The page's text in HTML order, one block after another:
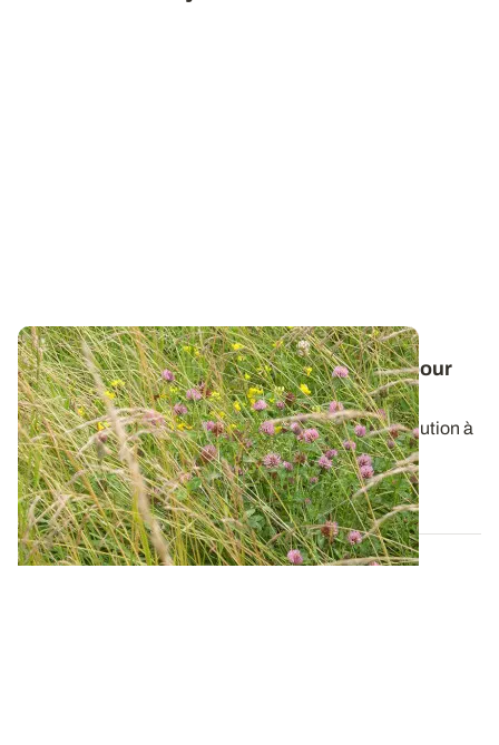
Les prairies multi-espèces, une solution pour
atteindre l'autonomie fourragère
L’implantation de prairies multi-espèces est une solution à
envisager pour gagner en...
18 MAI 2017